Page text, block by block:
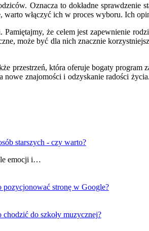
Oznacza to dokładne sprawdzenie
włączyć ich w proces wyboru. Ich
że celem jest zapewnienie
może być dla nich znacznie
przestrzeń, która oferuje bogaty
znajomości i odzyskanie radości
starszych - czy warto?
emocji i…
pozycjonować stronę w Google?
chodzić do szkoły muzycznej?